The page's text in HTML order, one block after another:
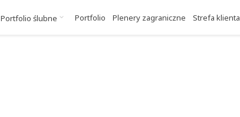
Portfolio ślubne Portfolio Plenery zagraniczne Strefa klienta